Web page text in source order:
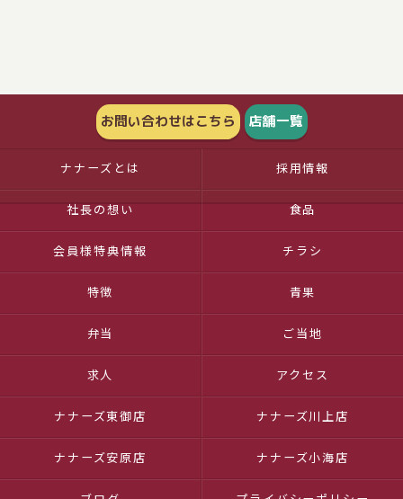
お問い合わせはこちら 店舗一覧
ナナーズとは 採用情報
社長の想い 食品
会員様特典情報 チラシ
特徴 青果
弁当 ご当地
求人 アクセス
ナナーズ東御店 ナナーズ川上店
ナナーズ安原店 ナナーズ小海店